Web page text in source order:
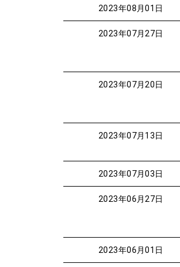
2023年08月01日
2023年07月27日
2023年07月20日
2023年07月13日
2023年07月03日
2023年06月27日
2023年06月01日